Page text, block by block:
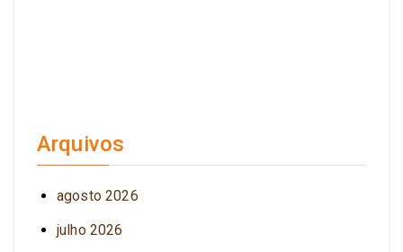
Arquivos
agosto 2026
julho 2026